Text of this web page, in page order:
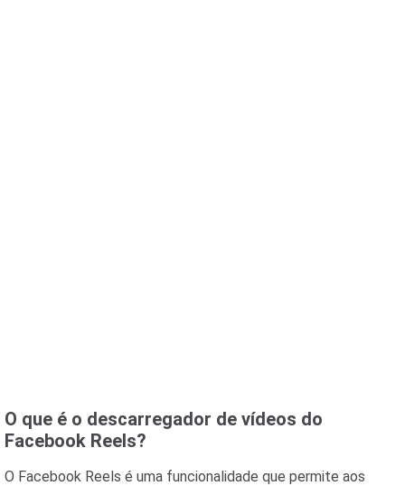
O que é o descarregador de vídeos do
Facebook Reels?
O Facebook Reels é uma funcionalidade que permite aos